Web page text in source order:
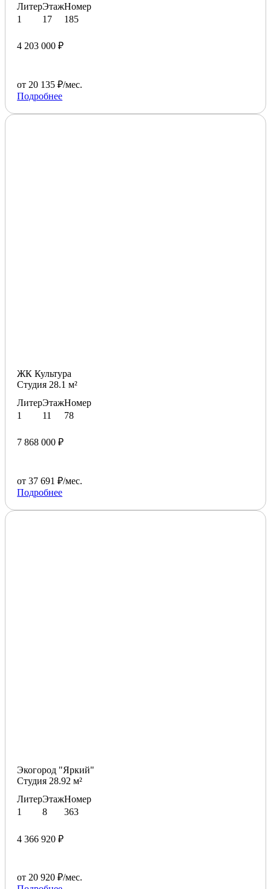
Литер
1
Этаж
17
Номер
185
4 203 000 ₽
от 20 135 ₽/мес.
Подробнее
ЖК Культура
Студия 28.1 м²
Литер
1
Этаж
11
Номер
78
7 868 000 ₽
от 37 691 ₽/мес.
Подробнее
Экогород "Яркий"
Студия 28.92 м²
Литер
1
Этаж
8
Номер
363
4 366 920 ₽
от 20 920 ₽/мес.